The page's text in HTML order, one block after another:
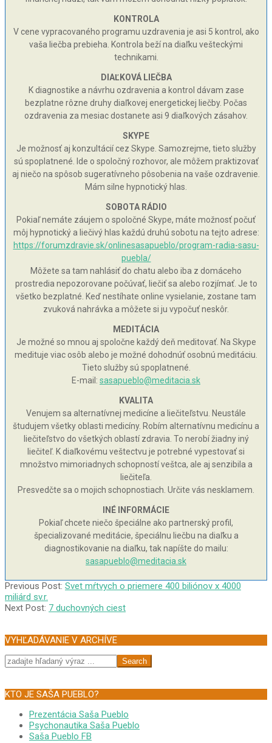
KONTROLA
V cene vypracovaného programu uzdravenia je asi 5 kontrol, ako
vaša liečba prebieha. Kontrola beží na diaľku vešteckými
technikami.
DIAĽKOVÁ LIEČBA
K diagnostike a návrhu ozdravenia a kontrol dávam zase
bezplatne rôzne druhy diaľkovej energetickej liečby. Počas
ozdravenia za mesiac dostanete asi 9 diaľkových zásahov.
SKYPE
Je možnosť aj konzultácií cez Skype. Samozrejme, tieto služby
sú spoplatnené. Ide o spoločný rozhovor, ale môžem praktizovať
aj niečo na spôsob sugeratívneho pôsobenia na vaše ozdravenie.
Mám silne hypnotický hlas.
SOBOTA RÁDIO
Pokiaľ nemáte záujem o spoločné Skype, máte možnosť počuť
môj hypnotický a liečivý hlas každú druhú sobotu na tejto adrese:
https://forumzdravie.sk/onlinesasapueblo/program-radia-sasu-
puebla/
Môžete sa tam nahlásiť do chatu alebo iba z domáceho
prostredia nepozorovane počúvať, liečiť sa alebo rozjímať. Je to
všetko bezplatné. Keď nestíhate online vysielanie, zostane tam
zvuková nahrávka a môžete si ju vypočuť neskôr.
MEDITÁCIA
Je možné so mnou aj spoločne každý deň meditovať. Na Skype
medituje viac osôb alebo je možné dohodnúť osobnú meditáciu.
Tieto služby sú spoplatnené.
E-mail: sasapueblo@meditacia.sk
KVALITA
Venujem sa alternatívnej medicíne a liečiteľstvu. Neustále
študujem všetky oblasti medicíny. Robím alternatívnu medicínu a
liečiteľstvo do všetkých oblastí zdravia. To nerobí žiadny iný
liečiteľ. K diaľkovému veštectvu je potrebné vypestovať si
množstvo mimoriadnych schopností veštca, ale aj senzibila a
liečiteľa.
Presvedčte sa o mojich schopnostiach. Určite vás nesklamem.
INÉ INFORMÁCIE
Pokiaľ chcete niečo špeciálne ako partnerský profil,
špecializované meditácie, špeciálnu liečbu na diaľku a
diagnostikovanie na diaľku, tak napíšte do mailu:
sasapueblo@meditacia.sk
2010-
08-
22
Previous Post: Svet mŕtvych o priemere 400 biliónov x 4000
miliárd sv.r.
Next Post: 7 duchovných ciest
VYHĽADÁVANIE V ARCHÍVE
Search
KTO JE SAŠA PUEBLO?
Prezentácia Saša Pueblo
Psychonautika Saša Pueblo
Saša Pueblo FB